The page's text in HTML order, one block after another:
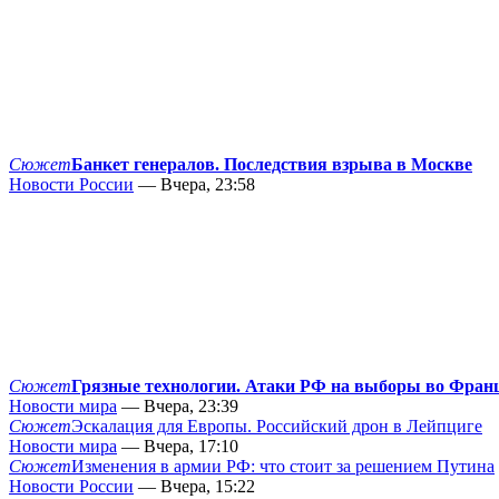
СюжетБанкет генералов. Последствия взрыва в Москве
Новости России — Вчера, 23:58
СюжетГрязные технологии. Атаки РФ на выборы во
Новости мира — Вчера, 23:39
СюжетЭскалация для Европы. Российский дрон в Лейпциге
Новости мира — Вчера, 17:10
СюжетИзменения в армии РФ: что стоит за решением Путина
Новости России — Вчера, 15:22